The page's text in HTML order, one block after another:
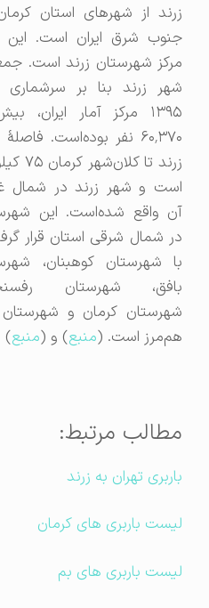
زرند از شهرهای استان کرمان در
جنوب شرق ایران است. این شهر
مرکز شهرستان زرند است. جمعیت
شهر زرند بنا بر سرشماری سال
۱۳۹۵ مرکز آمار ایران، بیش از
۶۰٬۳۷۰ نفر بوده‌است. فاصلهٔ شهر
زرند تا کلان‌شهر کرمان ۷۵ کیلومتر
است و شهر زرند در شمال غربی
آن واقع شده‌است. این شهرستان
در شمال شرقی استان قرار گرفته و
با شهرستان کوهبنان، شهرستان
بافق، شهرستان رفسنجان،
شهرستان کرمان و شهرستان راور
هم‌مرز است. (منبع) و (منبع)
مطالب مرتبط:
باربری تهران به زرند
لیست باربری های کرمان
لیست باربری های بم